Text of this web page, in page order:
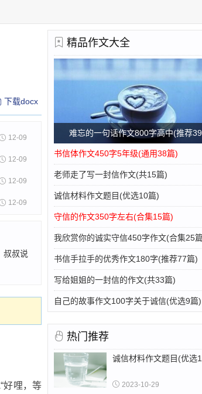
下载docx
12-09
12-09
12-09
12-09
叔叔说
好哩，等
精品作文大全
难忘的一句话作文800字高中(推荐
书信体作文450字5年级(通用38篇)
老师走了写一封信作文(共15篇)
诚信材料作文题目(优选10篇)
守信的作文350字左右(合集15篇)
我欣赏你的诚实守信450字作文(合集25
书信手拉手的优秀作文180字(推荐77篇)
写给姐姐的一封信的作文(共33篇)
自己的故事作文100字关于诚信(优选9篇)
热门推荐
诚信材料作文题目(优选
2023-10-29